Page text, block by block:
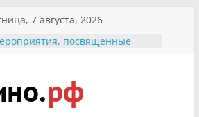
7 августа, 2026
посвященные
Инжавинского округа»
Великой
фронтовичке